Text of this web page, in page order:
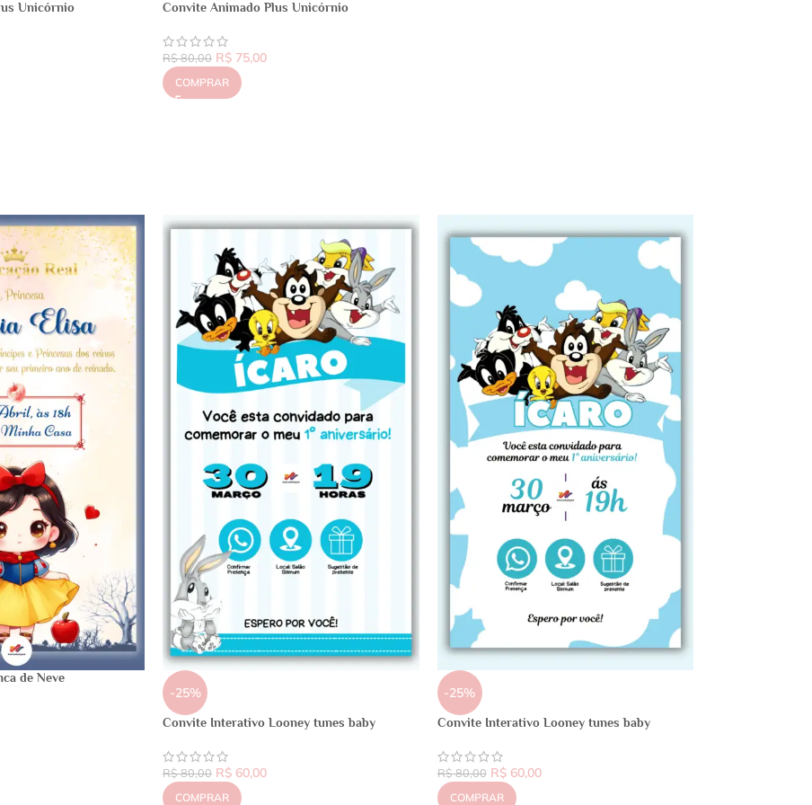
Unicórnio Convite Animado Plus Unicórnio
R$80,00 R$ 75,00
COMPRAR
de Neve
-25%
Convite Interativo Looney tunes baby
R$80,00 R$ 60,00
COMPRAR
-25%
Convite Interativo Looney tunes baby
R$80,00 R$60,00
COMPRAR